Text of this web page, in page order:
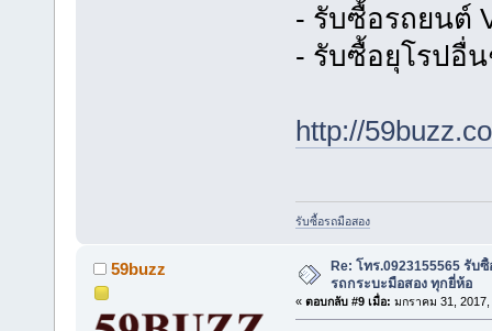
- รับซื้อรถยนต์
- รับซื้อยุโรปอื่
http://
รับซื้อรถมือสอง
59buzz
Re: โทร.0923155565 รับ
รถกระบะมือสอง ทุกยี่ห้อ
« ตอบกลับ #9 เมื่อ: มกราคม 31, 2017,